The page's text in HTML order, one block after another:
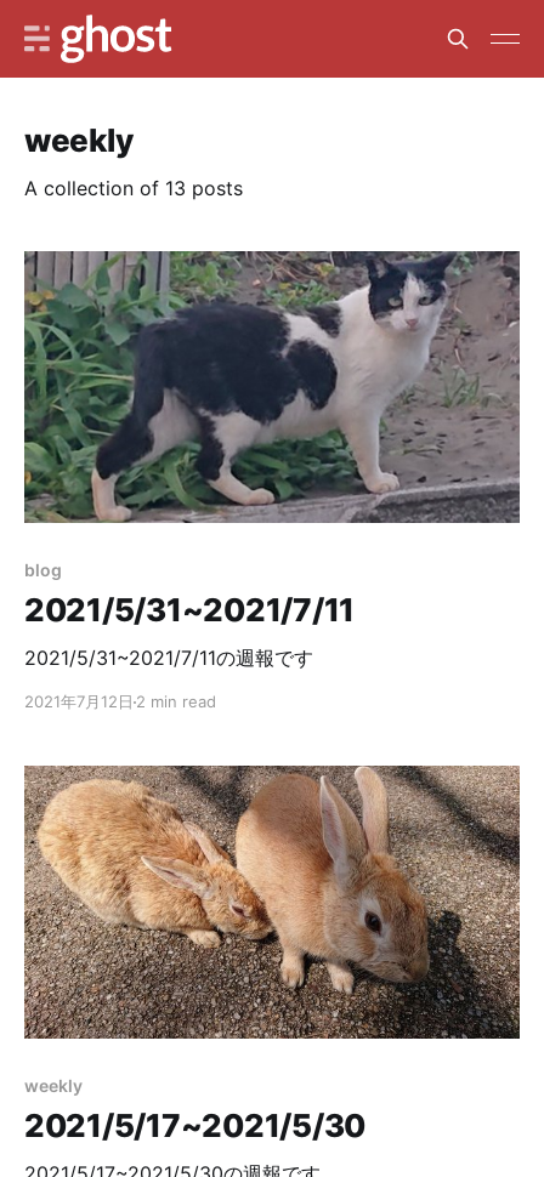
weekly
A collection of 13 posts
blog
2021/5/31~2021/7/11
2021/5/31~2021/7/11の週報です
2021年7月12日 2 min read
weekly
2021/5/17~2021/5/30